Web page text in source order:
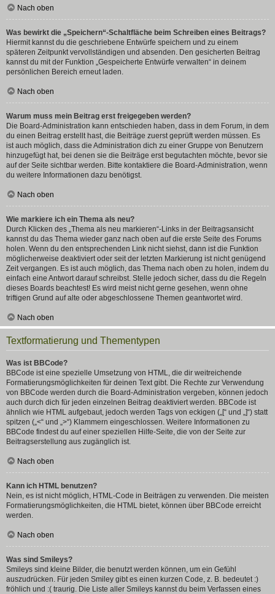
Nach oben
Was bewirkt die „Speichern“-Schaltfläche beim Schreiben eines Beitrags?
Hiermit kannst du die geschriebene Entwürfe speichern und zu einem
späteren Zeitpunkt vervollständigen und absenden. Den gesicherten Beitrag
kannst du mit der Funktion „Gespeicherte Entwürfe verwalten“ in deinem
persönlichen Bereich erneut laden.
Nach oben
Warum muss mein Beitrag erst freigegeben werden?
Die Board-Administration kann entschieden haben, dass in dem Forum, in dem
du einen Beitrag erstellt hast, die Beiträge zuerst geprüft werden müssen. Es
ist auch möglich, dass die Administration dich zu einer Gruppe von Benutzern
hinzugefügt hat, bei denen sie die Beiträge erst begutachten möchte, bevor sie
auf der Seite sichtbar werden. Bitte kontaktiere die Board-Administration, wenn
du weitere Informationen dazu benötigst.
Nach oben
Wie markiere ich ein Thema als neu?
Durch Klicken des „Thema als neu markieren“-Links in der Beitragsansicht
kannst du das Thema wieder ganz nach oben auf die erste Seite des Forums
holen. Wenn du den entsprechenden Link nicht siehst, dann ist die Funktion
möglicherweise deaktiviert oder seit der letzten Markierung ist nicht genügend
Zeit vergangen. Es ist auch möglich, das Thema nach oben zu holen, indem du
einfach eine Antwort darauf schreibst. Stelle jedoch sicher, dass du die Regeln
dieses Boards beachtest! Es wird meist nicht gerne gesehen, wenn ohne
triftigen Grund auf alte oder abgeschlossene Themen geantwortet wird.
Nach oben
Textformatierung und Thementypen
Was ist BBCode?
BBCode ist eine spezielle Umsetzung von HTML, die dir weitreichende
Formatierungsmöglichkeiten für deinen Text gibt. Die Rechte zur Verwendung
von BBCode werden durch die Board-Administration vergeben, können jedoch
auch durch dich für jeden einzelnen Beitrag deaktiviert werden. BBCode ist
ähnlich wie HTML aufgebaut, jedoch werden Tags von eckigen („[“ und „]“) statt
spitzen („<“ und „>“) Klammern eingeschlossen. Weitere Informationen zu
BBCode findest du auf einer speziellen Hilfe-Seite, die von der Seite zur
Beitragserstellung aus zugänglich ist.
Nach oben
Kann ich HTML benutzen?
Nein, es ist nicht möglich, HTML-Code in Beiträgen zu verwenden. Die meisten
Formatierungsmöglichkeiten, die HTML bietet, können über BBCode erreicht
werden.
Nach oben
Was sind Smileys?
Smileys sind kleine Bilder, die benutzt werden können, um ein Gefühl
auszudrücken. Für jeden Smiley gibt es einen kurzen Code, z. B. bedeutet :)
fröhlich und :( traurig. Die Liste aller Smileys kannst du beim Verfassen eines